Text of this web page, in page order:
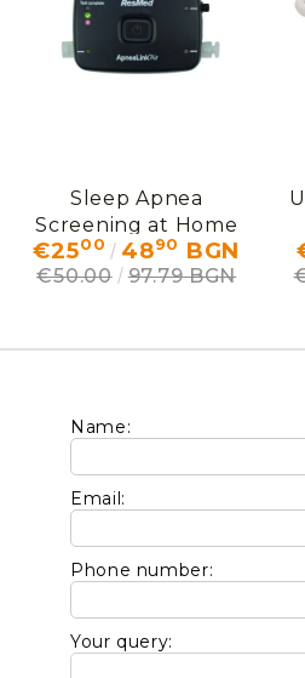
Sleep Apnea
Screening at Home
€2500 4890 BGN
€50.00 97.79 BGN
Name:
Email:
Phone number:
Your query: